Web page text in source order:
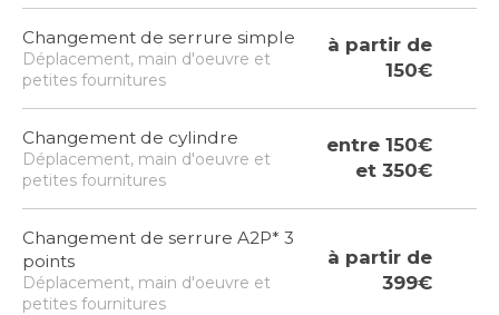
Changement de serrure simple
Déplacement, main d'oeuvre et
petites fournitures
à partir de
150€
Changement de cylindre
Déplacement, main d'oeuvre et
petites fournitures
entre 150€
et 350€
Changement de serrure A2P* 3
points
Déplacement, main d'oeuvre et
petites fournitures
à partir de
399€